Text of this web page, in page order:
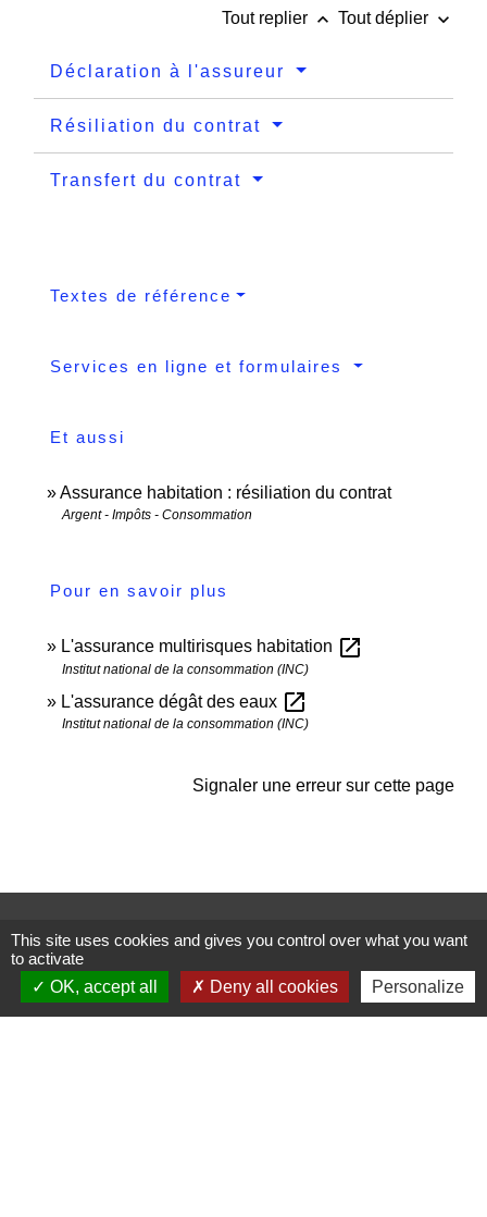
Tout replier keyboard_arrow_up Tout déplier keyboard_arrow_down
Déclaration à l'assureur
Résiliation du contrat
Transfert du contrat
Textes de référence
Services en ligne et formulaires
Et aussi
Assurance habitation : résiliation du contrat
Argent - Impôts - Consommation
Pour en savoir plus
L'assurance multirisques habitation open_in_new
Institut national de la consommation (INC)
L'assurance dégât des eaux open_in_new
Institut national de la consommation (INC)
Signaler une erreur sur cette page
30, route Crémieu
38280 Janneyrias - FRANCE
+33 4 78 32 02 43
This site uses cookies and gives you control over what you want
to activate
OK, accept all
Deny all cookies Personalize